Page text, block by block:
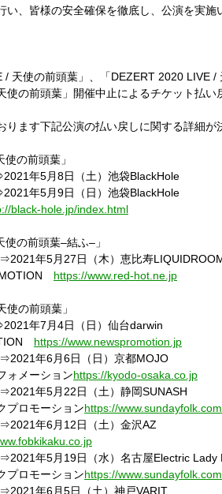
い、皆様の安全確保を徹底し、公演を実施
/ 天使の前頭葉」、「DEZERT 2020 LIVE /
使の前頭葉」開催中止によるチケット払い
ります下記公演の払い戻しに関する詳細が
使の前頭葉」
2021年5月8日（土）池袋BlackHole
2021年5月9日（日）池袋BlackHole
black-hole.jp/index.html
使の前頭葉–結ふ– 」
⇒2021年5月 27日（木）恵比寿
https://www.red-hot.ne.jp
使の前頭葉」
2021年7 月4日（日）仙台darwin
https://www.newspromotion.jp
⇒2021年6月6日（日）京都MOJO
ォメーションhttps://kyodo-osaka.co.jp
⇒2021年5月 22日（土）静岡SUNASH
プロモーションhttps://www.sundayfolk.com
⇒2021年6月 12日（土）金沢AZ
⇒2021年5月 19日（水）名古屋Electric Lady
プロモーションhttps://www.sundayfolk.com
⇒2021年6月5日（土）神戸VARIT.